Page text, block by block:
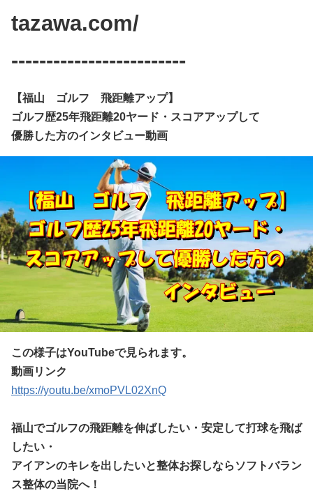
tazawa.com/
-------------------------
【福山 ゴルフ 飛距離アップ】
ゴルフ歴25年飛距離20ヤード・スコアアップして
優勝した方のインタビュー動画
この様子はYouTubeで見られます。
動画リンク
https://youtu.be/xmoPVL02XnQ
福山でゴルフの飛距離を伸ばしたい・安定して打球を飛ば
したい・
アイアンのキレを出したいと整体お探しならソフトバラン
ス整体の当院へ！